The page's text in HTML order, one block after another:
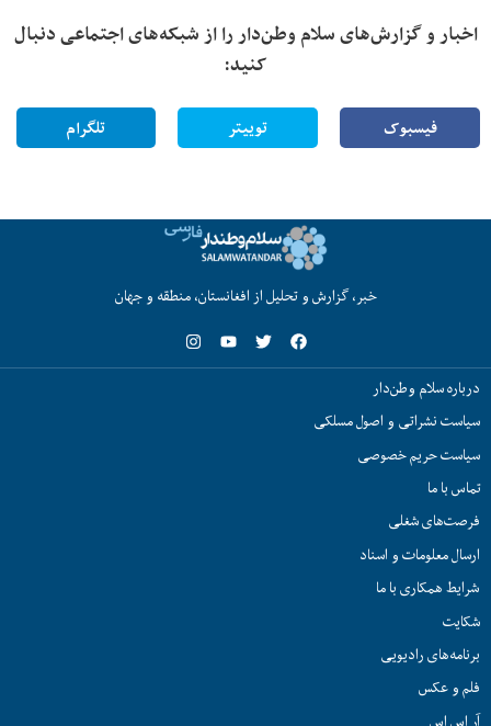
اخبار و گزارش‌های سلام وطن‌دار را از شبکه‌های اجتماعی دنبال
کنید:
فیسبوک توییتر تلگرام
خبر، گزارش و تحلیل از افغانستان، منطقه و جهان
درباره سلام وطن‌دار
سیاست نشراتی و اصول مسلکی
سیاست حریم خصوصی
تماس با ما
فرصت‌های شغلی
ارسال معلومات و اسناد
شرایط همکاری با ما
شکایت
برنامه‌های رادیویی
فلم و عکس